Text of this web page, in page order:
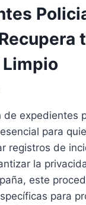
de expedientes
para
registros de
la
este
para